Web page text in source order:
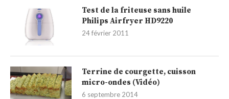
Test de la friteuse sans huile
Philips Airfryer HD9220
24 février 2011
Terrine de courgette, cuisson
micro-ondes (Vidéo)
6 septembre 2014